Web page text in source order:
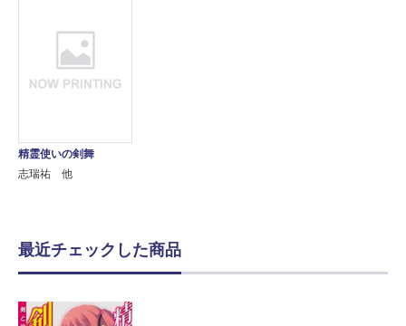
精霊使いの剣舞
志瑞祐 他
最近チェックした商品